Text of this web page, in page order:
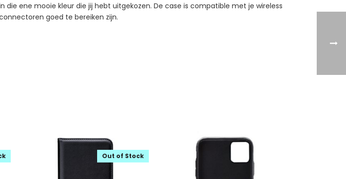
ene mooie kleur die jij hebt uitgekozen. De case is compatible met je wireless
goed te bereiken zijn.
Out of Stock